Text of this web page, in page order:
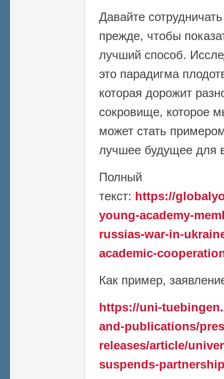
Давайте
прежде, чтобы
лучший способ.
это парадигма
которая дорожит
сокровище, которое
может стать
лучшее будущее для
Полный
текст: https://
young-academy-
russias-war-in-
academic-
Как пример,
https://uni-
and-publications/
releases/article/
suspends-